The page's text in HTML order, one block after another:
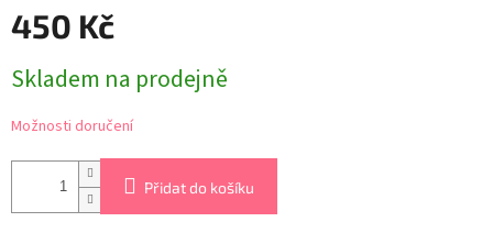
450 Kč
cena:
Skladem na prodejně
Možnosti doručení
Přidat do košíku